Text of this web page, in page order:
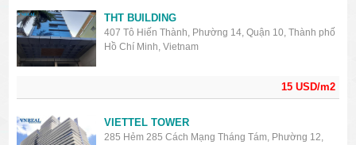
15 USD/m2
THT BUILDING
407 Tô Hiến Thành, Phường 14, Quận 10, Thành phố
Hồ Chí Minh, Vietnam
VIETTEL TOWER
285 Hẻm 285 Cách Mạng Tháng Tám, Phường 12,